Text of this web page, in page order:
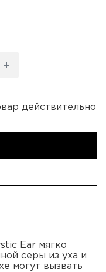
действительно
Ear мягко
серы из уха и
могут вызвать